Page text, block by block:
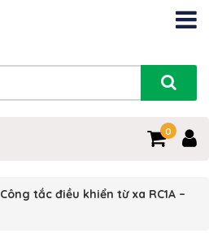
0
Công tắc điều khiển từ xa RC1A –